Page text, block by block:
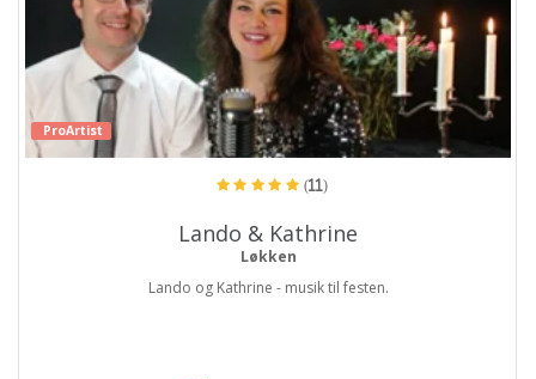
ProArtist
(11)
Lando & Kathrine
Løkken
Lando og Kathrine - musik til festen.